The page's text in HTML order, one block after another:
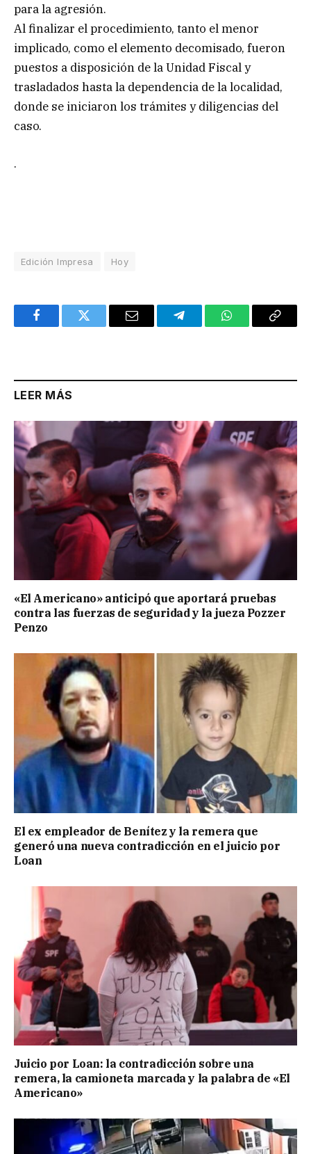
para la agresión.
Al finalizar el procedimiento, tanto el menor
implicado, como el elemento decomisado, fueron
puestos a disposición de la Unidad Fiscal y
trasladados hasta la dependencia de la localidad,
donde se iniciaron los trámites y diligencias del
caso.
.
Edición Impresa Hoy
FacebookTwitter Email TelegramWhatsAppCopy
LEER MÁS
«El Americano» anticipó que aportará pruebas
contra las fuerzas de seguridad y la jueza Pozzer
Penzo
El ex empleador de Benítez y la remera que
generó una nueva contradicción en el juicio por
Loan
Juicio por Loan: la contradicción sobre una
remera, la camioneta marcada y la palabra de «El
Americano»